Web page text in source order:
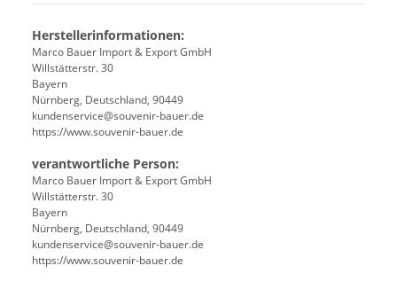
Herstellerinformationen:
Marco Bauer Import & Export GmbH
Willstätterstr. 30
Bayern
Nürnberg, Deutschland, 90449
kundenservice@souvenir-bauer.de
https://www.souvenir-bauer.de
verantwortliche Person:
Marco Bauer Import & Export GmbH
Willstätterstr. 30
Bayern
Nürnberg, Deutschland, 90449
kundenservice@souvenir-bauer.de
https://www.souvenir-bauer.de